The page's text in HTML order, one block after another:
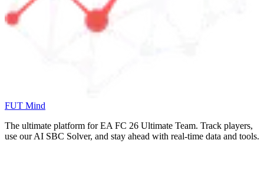
FUT Mind
The ultimate platform for EA FC 26 Ultimate Team. Track players,
use our AI SBC Solver, and stay ahead with real-time data and tools.